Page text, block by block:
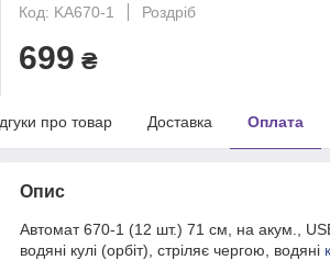
Код: KA670-1
Роздріб
699 ₴
про товар Доставка Оплата
Опис
Автомат 670-1 (12 шт.) 71 см, на акум.,
водяні кулі (орбіт), стріляє чергою, водяні